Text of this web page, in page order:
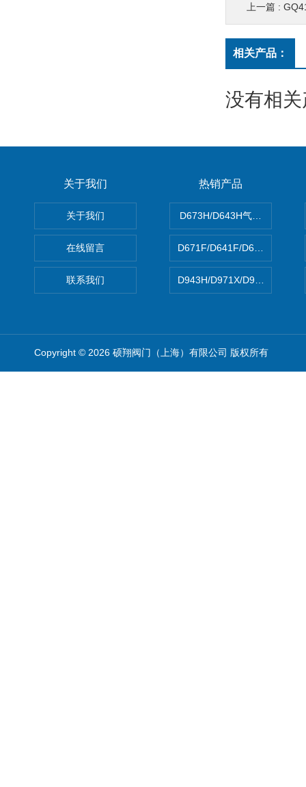
上一篇 :
相关产品：
没有相
关于我们
关于我们
在线留言
联系我们
热销产品
D673H/D643H气动硬密封蝶
D671F/D641F/D671X/
D943H/D971X/D971F46法兰
Copyright © 2026 硕翔阀门（上海）有限公司 版权所有